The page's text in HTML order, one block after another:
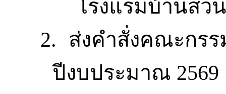
โรงแรมบ้านส
2.
ส่งคำสั่งคณะกร
ปีงบประมาณ 2569